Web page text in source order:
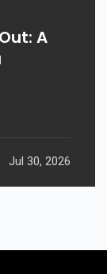
A
Jul 30, 2026